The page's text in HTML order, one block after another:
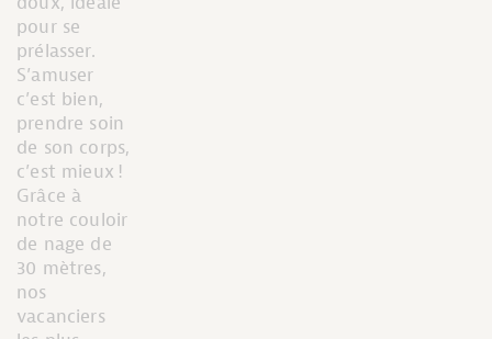
pour se
prélasser.
S’amuser
c’est bien,
prendre soin
de son corps,
c’est mieux !
Grâce à
notre couloir
de nage de
30 mètres,
nos
vacanciers